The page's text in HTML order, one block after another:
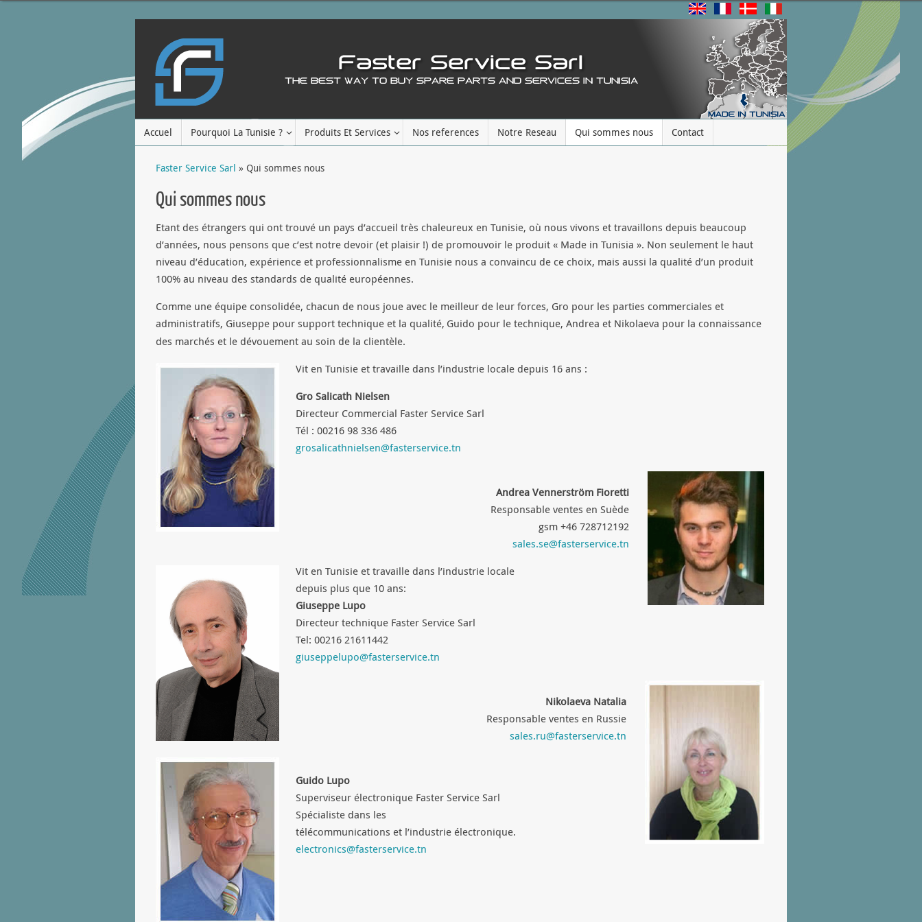
Accuel Pourquoi La Tunisie ? Produits Et Services Nos references Notre Reseau Qui sommes nous Contact
Faster Service Sarl » Qui sommes nous
Qui sommes nous
Etant des étrangers qui ont trouvé un pays d’accueil très chaleureux en Tunisie, où nous vivons et travaillons depuis beaucoup
d’années, nous pensons que c’est notre devoir (et plaisir !) de promouvoir le produit « Made in Tunisia ». Non seulement le haut
niveau d’éducation, expérience et professionnalisme en Tunisie nous a convaincu de ce choix, mais aussi la qualité d’un produit
100% au niveau des standards de qualité européennes.
Comme une équipe consolidée, chacun de nous joue avec le meilleur de leur forces, Gro pour les parties commerciales et
administratifs, Giuseppe pour support technique et la qualité, Guido pour le technique, Andrea et Nikolaeva pour la connaissance
des marchés et le dévouement au soin de la clientèle.
Vit en Tunisie et travaille dans l’industrie locale depuis 16 ans :
Gro Salicath Nielsen
Directeur Commercial Faster Service Sarl
Tél : 00216 98 336 486
grosalicathnielsen@fasterservice.tn
Andrea Vennerström Fioretti
Responsable ventes en Suède
gsm +46 728712192
sales.se@fasterservice.tn
Vit en Tunisie et travaille dans l’industrie locale
depuis plus que 10 ans:
Giuseppe Lupo
Directeur technique Faster Service Sarl
Tel: 00216 21611442
giuseppelupo@fasterservice.tn
Nikolaeva Natalia
Responsable ventes en Russie
sales.ru@fasterservice.tn
Guido Lupo
Superviseur électronique Faster Service Sarl
Spécialiste dans les
télécommunications et l’industrie électronique.
electronics@fasterservice.tn